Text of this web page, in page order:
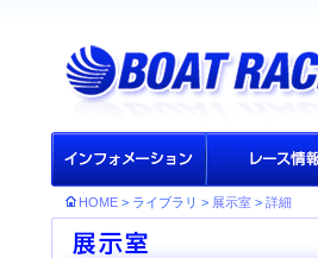
HOME > ライブラリ > 展示室 > 詳細